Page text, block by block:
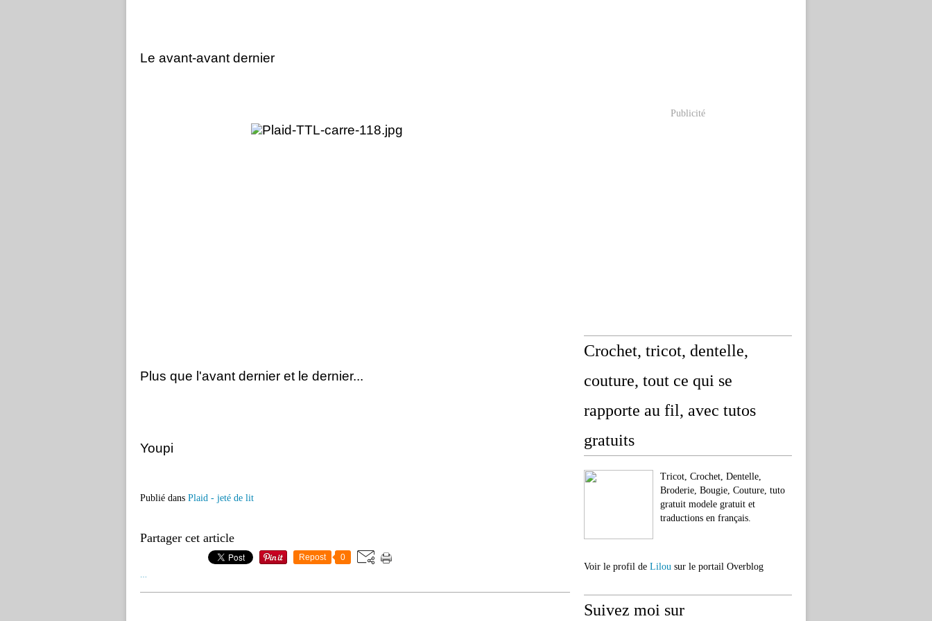
Le avant-avant dernier
Plus que l'avant dernier et le dernier...
Youpi
Publié dans Plaid - jeté de lit
Partager cet article
Repost 0
Publicité
Crochet, tricot, dentelle,
couture, tout ce qui se
rapporte au fil, avec tutos
gratuits
Tricot, Crochet, Dentelle,
Broderie, Bougie, Couture, tuto
gratuit modele gratuit et
traductions en français.
Voir le profil de Lilou sur le portail Overblog
Suivez moi sur